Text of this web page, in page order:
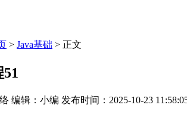
> Java基础 > 正文
编辑：小编 发布时间：2025-10-23